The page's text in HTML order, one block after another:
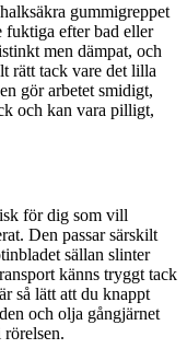
gummigreppet
fuktiga efter bad eller
men dämpat, och
rätt tack vare det lilla
gör arbetet smidigt,
och kan vara pilligt,
för dig som vill
Den passar särskilt
sällan slinter
känns tryggt tack
så lätt att du knappt
och olja gångjärnet